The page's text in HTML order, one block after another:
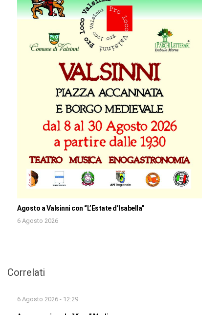
Agosto a Valsinni con “L’Estate d’Isabella”
6 Agosto 2026
Correlati
6 Agosto 2026 - 12:29